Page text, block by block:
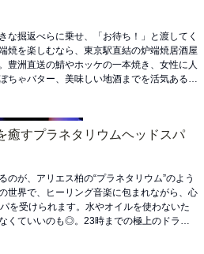
な掘返べらに乗せ、「お待ち！」と渡してく
焼を楽しむなら、東京駅直結の炉端焼居酒屋
豊洲直送の鯖やホッケの一本焼き、女性に人
ちゃバター、美味しい地酒までを活気ある空
で利用できるのがanatae体験ギフトの5,000
癒すプラネタリウムヘッドスパ
が、アリエス柏の“プラネタリウム”のよう
世界で、ヒーリング音楽に包まれながら、心
を受けられます。水やオイルを使わないた
くていいのも◎。23時までの極上のドライ
の贈り物に。